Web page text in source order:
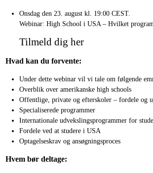
Bliv
værtsfamilie
Onsdag den 23. august kl. 19:00 CEST.
Webinar: High School i USA – Hvilket
Tilmeld dig her
Hvad kan du forvente:
Under dette webinar vil vi tale om følgende
Overblik over amerikanske high schools
Offentlige, private og efterskoler – fordele og
Specialiserede programmer
Internationale udvekslingsprogrammer for
Fordele ved at studere i USA
Optagelseskrav og ansøgningsproces
Hvem bør deltage: